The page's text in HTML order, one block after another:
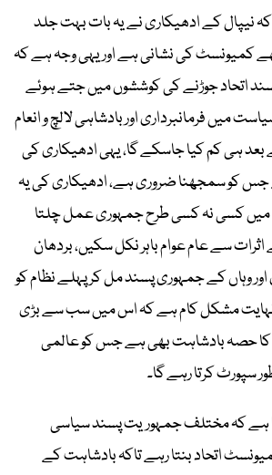
نیپال کے ادھیکاری نے یہ بات بہت جلد
کمیونسٹ کی نشانی ہے اور یہی وجہ ہے کہ
پسند اتحاد جوڑنے کی کوششوں میں جتے ہوئے
میں فرمانبرداری اور بادشاہی لالچ و انعام
کے بعد ہی کم کیا جاسکے گا، یہی ادھیکاری کی
کو سمجھنا ضروری ہے، ادھیکاری کی یہ
کسی نہ کسی طرح جمہوری عمل چلتا
سے عام عوام باہر نکل سکیں، بردھان
وہاں کے جمہوری پسند مل کر پہلے نظام کو
مشکل کام ہے کہ اس میں سب سے بڑی
کا حصہ بادشاہت بھی ہے جس کو عالمی
سپورٹ کرتا رہے گا۔
ہے کہ مختلف جمہوریت پسند سیاسی
اتحاد بنتا رہے تاکہ بادشاہت کے